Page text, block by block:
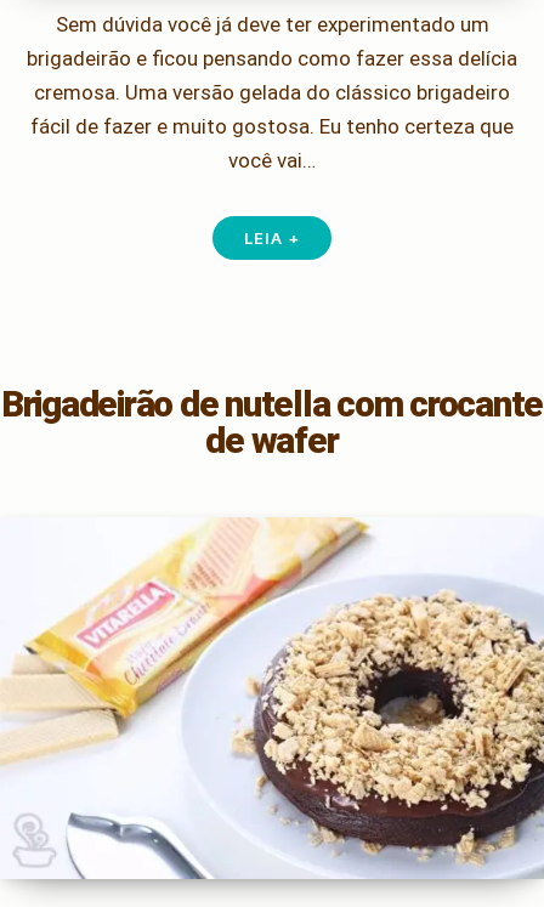
Sem dúvida você já deve ter experimentado um
brigadeirão e ficou pensando como fazer essa delícia
cremosa. Uma versão gelada do clássico brigadeiro
fácil de fazer e muito gostosa. Eu tenho certeza que
você vai…
LEIA +
Brigadeirão de nutella com crocante
de wafer​